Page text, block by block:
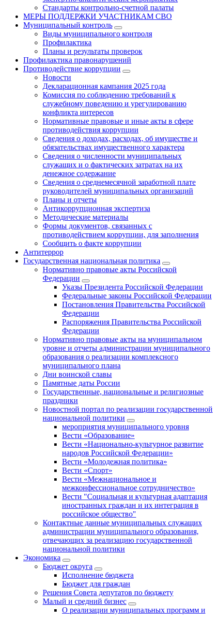
Стандарты контрольно-счетной палаты
МЕРЫ ПОДДЕРЖКИ УЧАСТНИКАМ СВО
Муниципальный контроль
Виды муниципального контроля
Профилактика
Планы и результаты проверок
Профилактика правонарушений
Противодействие коррупции
Новости
Декларационная кампания 2025 года
Комиссия по соблюдению требований к
служебному поведению и урегулированию
конфликта интересов
Нормативные правовые и иные акты в сфере
противодействия коррупции
Сведения о доходах, расходах, об имуществе и
обязательствах имущественного характера
Сведения о численности муниципальных
служащих и о фактических затратах на их
денежное содержание
Сведения о среднемесячной заработной плате
руководителей муниципальных организаций
Планы и отчеты
Антикоррупционная экспертиза
Методические материалы
Формы документов, связанных с
противодействием коррупции, для заполнения
Сообщить о факте коррупции
Антитеррор
Государственная национальная политика
Нормативно правовые акты Российской
Федерации
Указы Президента Российской Федерации
Федеральные законы Российской Федерации
Постановления Правительства Российской
Федерации
Распоряжения Правительства Российской
Федерации
Нормативно правовые акты на муниципальном
уровне и отчеты администрации муниципального
образования о реализации комплексного
муниципального плана
Дни воинской славы
Памятные даты России
Государственные, национальные и религиозные
праздники
Новостной портал по реализации государственной
национальной политики
мероприятия муниципального уровня
Вести «Образование»
Вести «Национально-культурное развитие
народов Российской Федерации»
Вести «Молодежная политика»
Вести «Спорт»
Вести «Межнациональное и
межконфессиональное сотрудничество»
Вести "Социальная и культурная адаптация
иностранных граждан и их интеграция в
российское общество"
Контактные данные муниципальных служащих
администрации муниципального образования,
отвечающих за реализацию государственной
национальной политики
Экономика
Бюджет округa
Исполнение бюджета
Бюджет для граждан
Решения Совета депутатов по бюджету
Малый и средний бизнес
О реализации муниципальных программ и